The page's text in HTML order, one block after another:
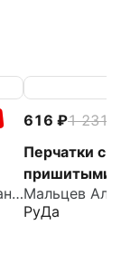
Измайлов Александр
616 1 231
Перчатки с
пришитыми
пальцами
РуДа